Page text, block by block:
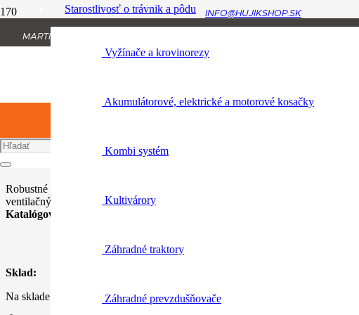
MARTINA RÁZUSA 1134/13, 010 01 ŽILINA
INFO@HUJIKSHOP.SK
+421 904 954 064
Starostlivosť o trávnik a pôdu
Vyžínače a krovinorezy
Akumulátorové, elektrické a motorové kosačky
Kombi systém
Kultivárory
Záhradné traktory
Záhradné prevzdušňovače
Úvod
Osobné ochranné vybavenie
FS PROTECT, ochranné nohavice pre prácu s krovinorezom S
FS PROTECT, ochranné nohavice pre
krovinorezom S
Robustné nohavice pre prácu s krovinorezom, priedušný materiál, odolnosť
ventilačný zip. Dostupné ďalšie príslušenstvo, ako…
Katalógové číslo:
Sklad:
Na sklade